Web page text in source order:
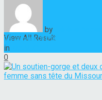
No Result
View All Result
by
16 janvier 2023
in
0